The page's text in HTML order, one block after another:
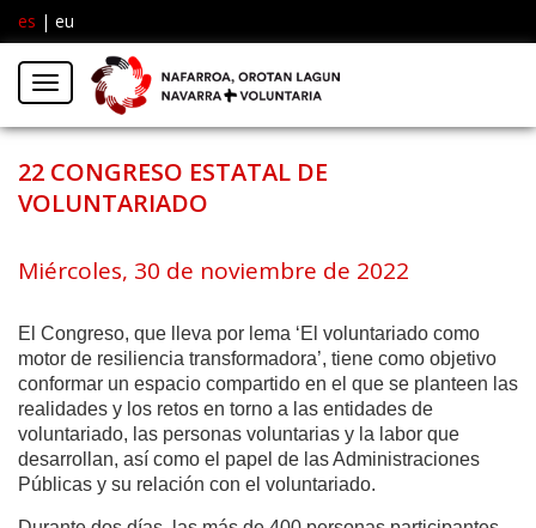
es | eu
Menú
22 CONGRESO ESTATAL DE
VOLUNTARIADO
Miércoles, 30 de noviembre de 2022
El Congreso, que lleva por lema ‘El voluntariado como
motor de resiliencia transformadora’, tiene como objetivo
conformar un espacio compartido en el que se planteen las
realidades y los retos en torno a las entidades de
voluntariado, las personas voluntarias y la labor que
desarrollan, así como el papel de las Administraciones
Públicas y su relación con el voluntariado.